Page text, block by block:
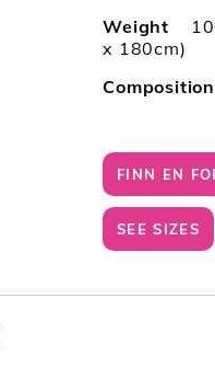
Weight
x 180cm)
Composition
FINN EN
SEE SIZES